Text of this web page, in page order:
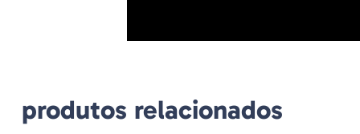
produtos relacionados